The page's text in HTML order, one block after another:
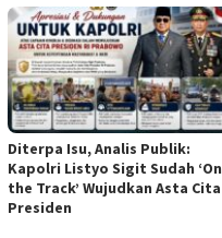
Diterpa Isu, Analis Publik:
Kapolri Listyo Sigit Sudah ‘On
the Track’ Wujudkan Asta Cita
Presiden